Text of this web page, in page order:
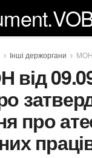
Інші держоргани МОН
від
про